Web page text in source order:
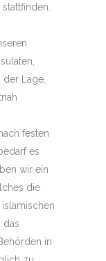
Lage,
festen
es
wir ein
die
das
in